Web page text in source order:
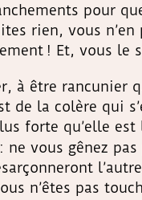
pour
rien, vous
! Et, vous le
à être
de la colère qui
forte qu’elle
: ne vous gênez
n’êtes pas